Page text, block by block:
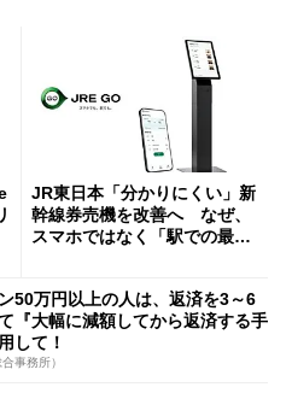
JR東日本「分かりにくい」新
幹線券売機を改善へ なぜ、
スマホではなく「駅での最短
50万円以上の人は、返済を3～6
『大幅に減額してから返済する手
して！
事務所）